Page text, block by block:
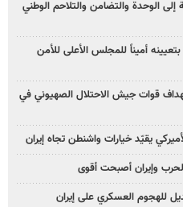
الوحدة والتضامن والتلاحم الوطني
أميناً للمجلس الأعلى للأمن
قوات جيش الاحتلال الصهيوني في
يقيّد خيارات واشنطن تجاه إيران
وإيران أصبحت أقوى
للهجوم العسكري على إيران